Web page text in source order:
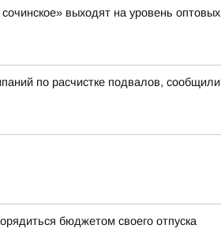
выходят на уровень
по расчистке подвалов,
бюджетом своего отпуска